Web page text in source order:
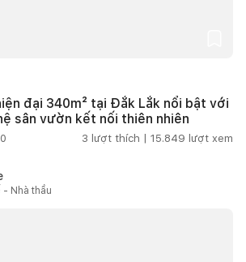
đại 340m² tại Đắk Lắk nổi bật với
sân vườn kết nối thiên nhiên
3 lượt thích | 15.849 lượt xem
- Nhà thầu